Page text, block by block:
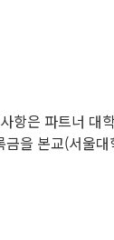
항은 파트너 대
을 본교(서울